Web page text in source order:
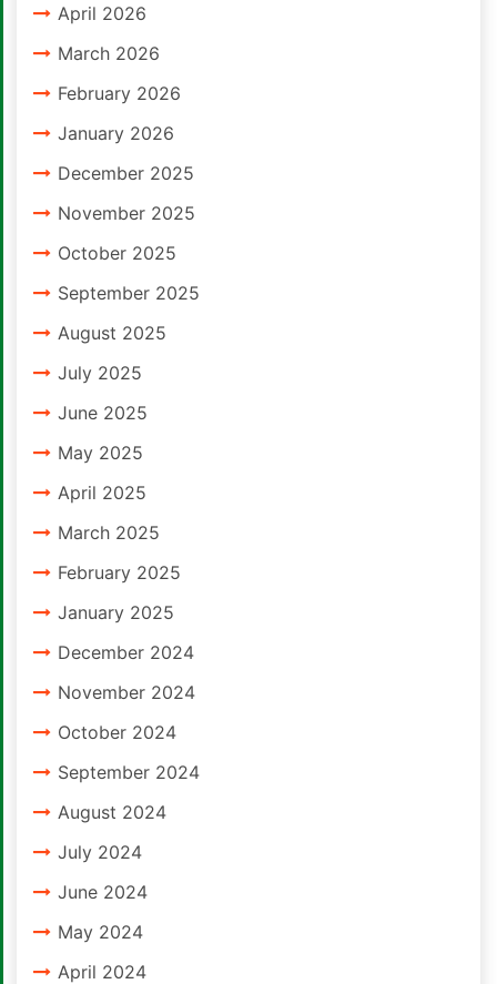
April 2026
March 2026
February 2026
January 2026
December 2025
November 2025
October 2025
September 2025
August 2025
July 2025
June 2025
May 2025
April 2025
March 2025
February 2025
January 2025
December 2024
November 2024
October 2024
September 2024
August 2024
July 2024
June 2024
May 2024
April 2024